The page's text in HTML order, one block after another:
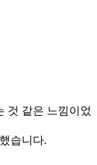
것 같은 느낌이었
습니다.